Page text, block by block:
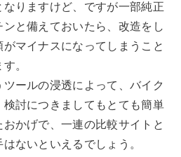
りますけど、ですが一部純正
と備えておいたら、改造をし
マイナスになってしまうこと
。
ールの浸透によって、バイク
討につきましてもとても簡単
かげで、一連の比較サイトと
ないといえるでしょう。